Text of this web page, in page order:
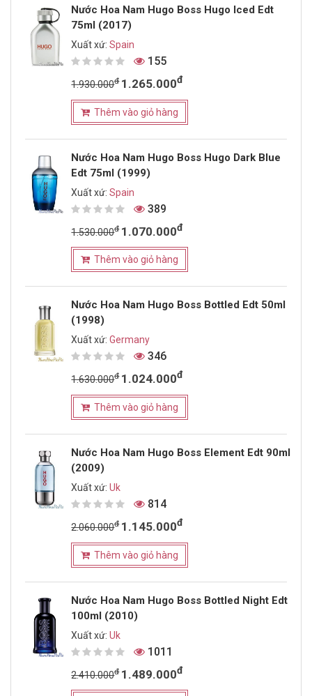
Nước Hoa Nam Hugo Boss Hugo Iced Edt
75ml (2017)
Xuất xứ:Spain
155
1.930.000đ 1.265.000đ
Thêm vào giỏ hàng
Nước Hoa Nam Hugo Boss Hugo Dark Blue
Edt 75ml (1999)
Xuất xứ:Spain
389
1.530.000đ 1.070.000đ
Thêm vào giỏ hàng
Nước Hoa Nam Hugo Boss Bottled Edt 50ml
(1998)
Xuất xứ:Germany
346
1.630.000đ 1.024.000đ
Thêm vào giỏ hàng
Nước Hoa Nam Hugo Boss Element Edt 90ml
(2009)
Xuất xứ:Uk
814
2.060.000đ 1.145.000đ
Thêm vào giỏ hàng
Nước Hoa Nam Hugo Boss Bottled Night Edt
100ml (2010)
Xuất xứ:Uk
1011
2.410.000đ 1.489.000đ